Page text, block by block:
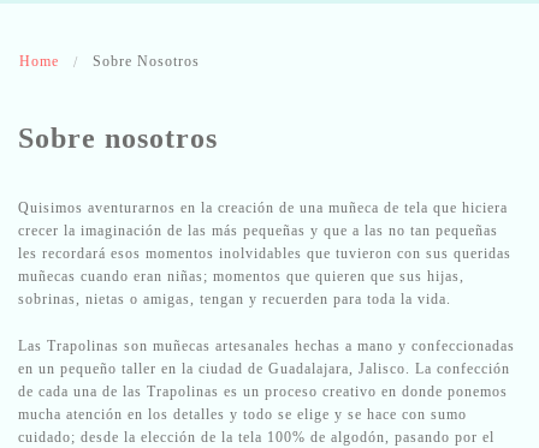
Home Sobre Nosotros
Sobre nosotros
Quisimos aventurarnos en la creación de una muñeca de tela que hiciera
crecer la imaginación de las más pequeñas y que a las no tan pequeñas
les recordará esos momentos inolvidables que tuvieron con sus queridas
muñecas cuando eran niñas; momentos que quieren que sus hijas,
sobrinas, nietas o amigas, tengan y recuerden para toda la vida.
Las Trapolinas son muñecas artesanales hechas a mano y confeccionadas
en un pequeño taller en la ciudad de Guadalajara, Jalisco. La confección
de cada una de las Trapolinas es un proceso creativo en donde ponemos
mucha atención en los detalles y todo se elige y se hace con sumo
cuidado; desde la elección de la tela 100% de algodón, pasando por el